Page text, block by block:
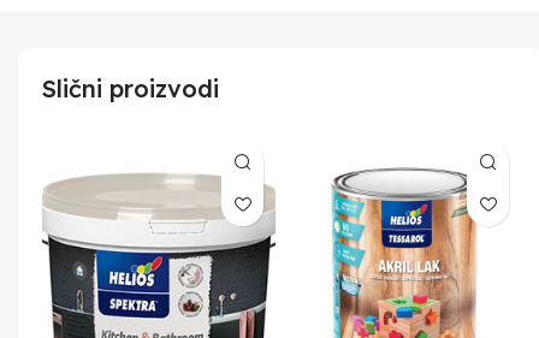
Slični proizvodi